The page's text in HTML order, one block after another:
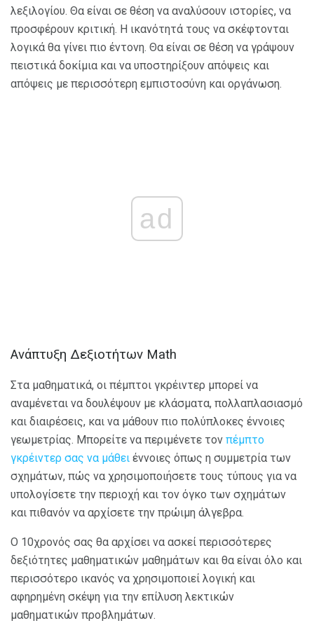
λεξιλογίου. Θα είναι σε θέση να αναλύσουν ιστορίες, να
προσφέρουν κριτική. Η ικανότητά τους να σκέφτονται
λογικά θα γίνει πιο έντονη. Θα είναι σε θέση να γράψουν
πειστικά δοκίμια και να υποστηρίξουν απόψεις και
απόψεις με περισσότερη εμπιστοσύνη και οργάνωση.
ad
Ανάπτυξη Δεξιοτήτων Math
Στα μαθηματικά, οι πέμπτοι γκρέιντερ μπορεί να
αναμένεται να δουλέψουν με κλάσματα, πολλαπλασιασμό
και διαιρέσεις, και να μάθουν πιο πολύπλοκες έννοιες
γεωμετρίας. Μπορείτε να περιμένετε τον πέμπτο
γκρέιντερ σας να μάθει έννοιες όπως η συμμετρία των
σχημάτων, πώς να χρησιμοποιήσετε τους τύπους για να
υπολογίσετε την περιοχή και τον όγκο των σχημάτων
και πιθανόν να αρχίσετε την πρώιμη άλγεβρα.
Ο 10χρονός σας θα αρχίσει να ασκεί περισσότερες
δεξιότητες μαθηματικών μαθημάτων και θα είναι όλο και
περισσότερο ικανός να χρησιμοποιεί λογική και
αφηρημένη σκέψη για την επίλυση λεκτικών
μαθηματικών προβλημάτων.